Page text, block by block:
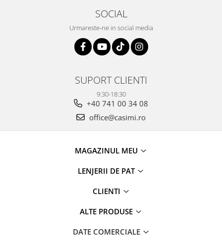
SOCIAL
Urmareste-ne in social media
SUPORT CLIENTI
9:30-18:30
+40 741 00 34 08
office@casimi.ro
MAGAZINUL MEU
LENJERII DE PAT
CLIENTI
ALTE PRODUSE
DATE COMERCIALE